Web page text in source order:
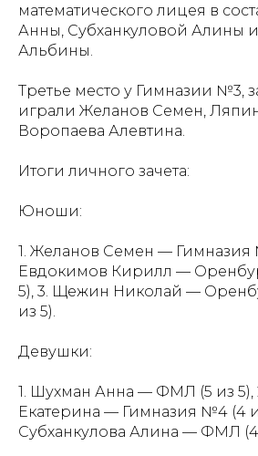
математического лицея в
Анны, Субханкуловой Алины
Альбины.
Третье место у Гимназии №3,
играли Желанов Семен,
Воропаева Алевтина.
Итоги личного зачета:
Юноши:
1. Желанов Семен — Гимназия
Евдокимов Кирилл —
5), 3. Щежин Николай —
из 5).
Девушки:
1. Шухман Анна — ФМЛ (5 из 5),
Екатерина — Гимназия №4 (4
Субханкулова Алина — ФМЛ (4